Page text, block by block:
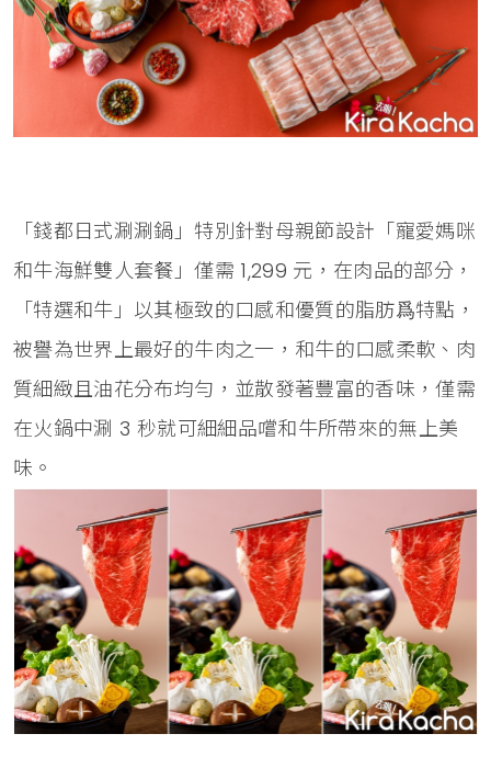
「錢都日式涮涮鍋」特別針對母親節設計「寵愛媽咪
和牛海鮮雙人套餐」僅需 1,299 元，在肉品的部分，
「特選和牛」以其極致的口感和優質的脂肪爲特點，
被譽為世界上最好的牛肉之一，和牛的口感柔軟、肉
質細緻且油花分布均勻，並散發著豐富的香味，僅需
在火鍋中涮 3 秒就可細細品嚐和牛所帶來的無上美
味。